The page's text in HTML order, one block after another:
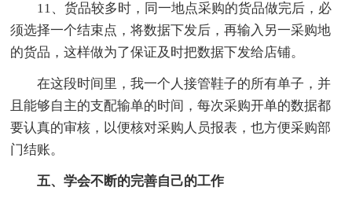
11、货品较多时，同一地点采购的货品做完后，必
须选择一个结束点，将数据下发后，再输入另一采购地
的货品，这样做为了保证及时把数据下发给店铺。
在这段时间里，我一个人接管鞋子的所有单子，并
且能够自主的支配输单的时间，每次采购开单的数据都
要认真的审核，以便核对采购人员报表，也方便采购部
门结账。
五、学会不断的完善自己的工作